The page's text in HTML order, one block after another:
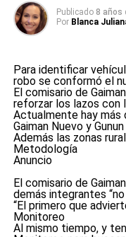
Publicado 8 años
Por Blanca
Para identificar
robo se conformó el
El comisario de
reforzar los lazos con
Actualmente hay más
Gaiman Nuevo y Gunun
Además las zonas
Metodología
Anuncio
El comisario de
demás integrantes
“El primero que
Monitoreo
Al mismo tiempo, y